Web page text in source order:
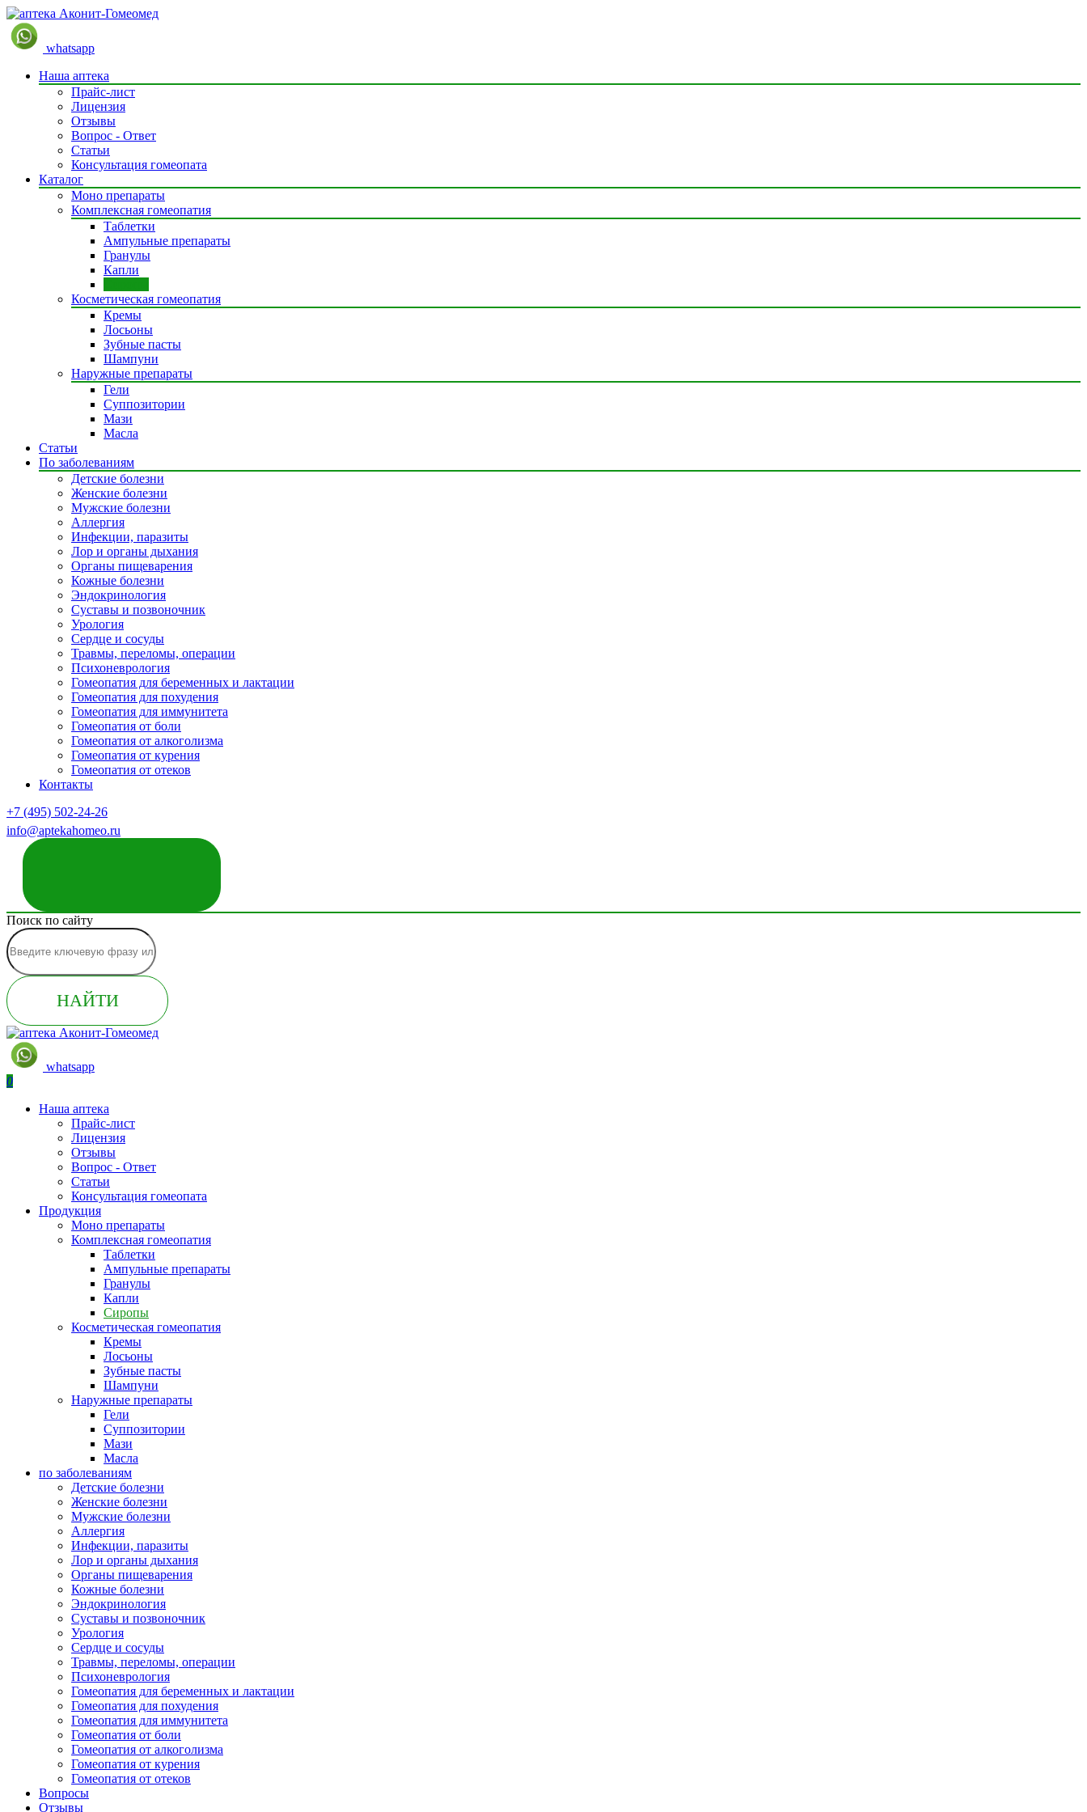
whatsapp
Наша аптека
Прайс-лист
Лицензия
Отзывы
Вопрос - Ответ
Статьи
Консультация гомеопата
Каталог
Моно препараты
Комплексная гомеопатия
Таблетки
Ампульные препараты
Гранулы
Капли
Косметическая гомеопатия
Кремы
Лосьоны
Зубные пасты
Шампуни
Наружные препараты
Гели
Суппозитории
Мази
Масла
Статьи
По заболеваниям
Детские болезни
Женские болезни
Мужские болезни
Аллергия
Инфекции, паразиты
Лор и органы дыхания
Органы пищеварения
Кожные болезни
Эндокринология
Суставы и позвоночник
Урология
Сердце и сосуды
Травмы, переломы, операции
Психоневрология
Гомеопатия для беременных и лактации
Гомеопатия для похудения
Гомеопатия для иммунитета
Гомеопатия от боли
Гомеопатия от алкоголизма
Гомеопатия от курения
Гомеопатия от отеков
Контакты
+7 (495) 502-24-26
info@aptekahomeo.ru
Поиск по сайту
НАЙТИ
whatsapp
0
Наша аптека
Прайс-лист
Лицензия
Отзывы
Вопрос - Ответ
Статьи
Консультация гомеопата
Продукция
Моно препараты
Комплексная гомеопатия
Таблетки
Ампульные препараты
Гранулы
Капли
Сиропы
Косметическая гомеопатия
Кремы
Лосьоны
Зубные пасты
Шампуни
Наружные препараты
Гели
Суппозитории
Мази
Масла
по заболеваниям
Детские болезни
Женские болезни
Мужские болезни
Аллергия
Инфекции, паразиты
Лор и органы дыхания
Органы пищеварения
Кожные болезни
Эндокринология
Суставы и позвоночник
Урология
Сердце и сосуды
Травмы, переломы, операции
Психоневрология
Гомеопатия для беременных и лактации
Гомеопатия для похудения
Гомеопатия для иммунитета
Гомеопатия от боли
Гомеопатия от алкоголизма
Гомеопатия от курения
Гомеопатия от отеков
Вопросы
Отзывы